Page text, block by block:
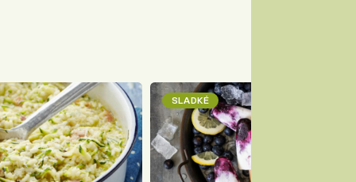
SLADKÉ